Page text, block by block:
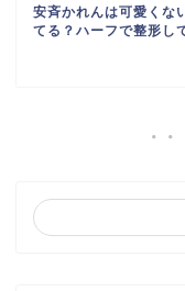
安斉かれんは可愛くな
てる？ハーフで整形し